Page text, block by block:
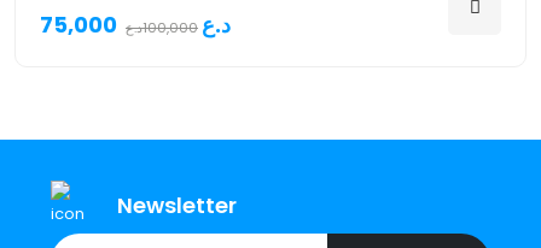
75,000د.ع 100,000د.ع
Newsletter